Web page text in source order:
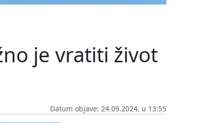
je vratiti život
Datum objave: 24.09.2024. u 13:55